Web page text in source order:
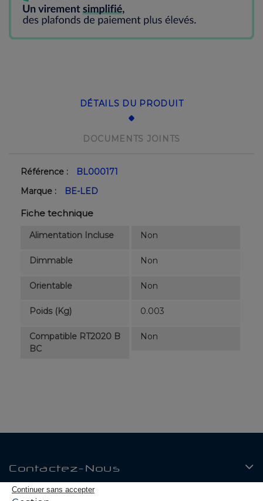
DÉTAILS DU PRODUIT
DOCUMENTS JOINTS
Référence :
BL000171
Marque :
BE-LED
Fiche technique
Alimentation Incluse Non
Dimmable Non
Orientable Non
Poids (kg) 0.003
Compatible RT2020 B
BC
Non
Contactez-Nous
Produits
Continuer sans accepter